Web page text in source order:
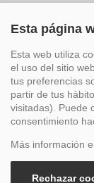
Málaga. CP:
2
mediante el
de Acción
Cibersegura de la